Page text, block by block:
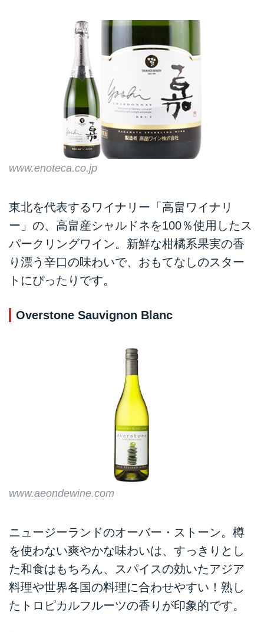
www.enoteca.co.jp
東北を代表するワイナリー「高畠ワイナリ
ー」の、高畠産シャルドネを100％使用したス
パークリングワイン。新鮮な柑橘系果実の香
り漂う辛口の味わいで、おもてなしのスター
トにぴったりです。
Overstone Sauvignon Blanc
www.aeondewine.com
ニュージーランドのオーバー・ストーン。樽
を使わない爽やかな味わいは、すっきりとし
た和食はもちろん、スパイスの効いたアジア
料理や世界各国の料理に合わせやすい！熟し
たトロピカルフルーツの香りが印象的です。